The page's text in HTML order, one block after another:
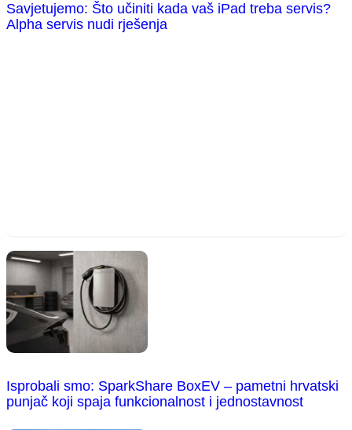
Savjetujemo: Što učiniti kada vaš iPad treba servis?
Alpha servis nudi rješenja
Isprobali smo: SparkShare BoxEV – pametni hrvatski
punjač koji spaja funkcionalnost i jednostavnost